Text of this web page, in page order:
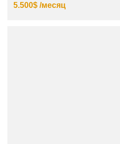
5.500$ /месяц